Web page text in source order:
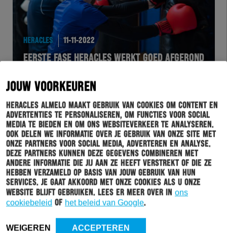
JOUW VOORKEUREN
Heracles Almelo maakt gebruik van cookies om content en
advertenties te personaliseren, om functies voor social
media te bieden en om ons websiteverkeer te analyseren.
Ook delen we informatie over je gebruik van onze site met
onze partners voor social media, adverteren en analyse.
Deze partners kunnen deze gegevens combineren met
andere informatie die jij aan ze heeft verstrekt of die ze
hebben verzameld op basis van jouw gebruik van hun
services. Je gaat akkoord met onze cookies als u onze
website blijft gebruiken. Lees er meer over in ons
cookiebeleid of het beleid van Google.
WEIGEREN ACCEPTEREN
HERACLES 11-11-2022
EERSTE FASE HERACLES WERKT GOED AFGEROND
HERACLES 08-11-2022
HERACLES GOLD STARS DONEREN €1400,- AAN
SPEELGOEDBANK TWENTE